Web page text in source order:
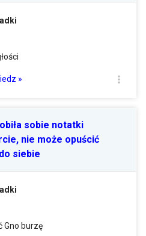
»
sobie notatki
nie może opuścić
siebie
Gno burzę